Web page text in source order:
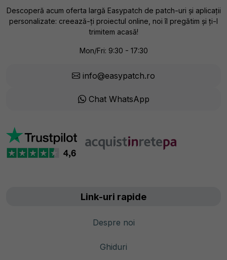
Descoperă acum oferta largă Easypatch de patch-uri și aplicații
personalizate: creează-ți proiectul online, noi îl pregătim și ți-l
trimitem acasă!
Mon/Fri: 9:30 - 17:30
info@easypatch.ro
Chat WhatsApp
Link-uri rapide
Despre noi
Ghiduri